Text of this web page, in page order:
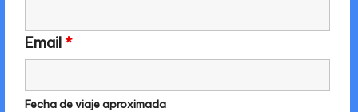
.
p
e
Email *
Fecha de viaje aproximada